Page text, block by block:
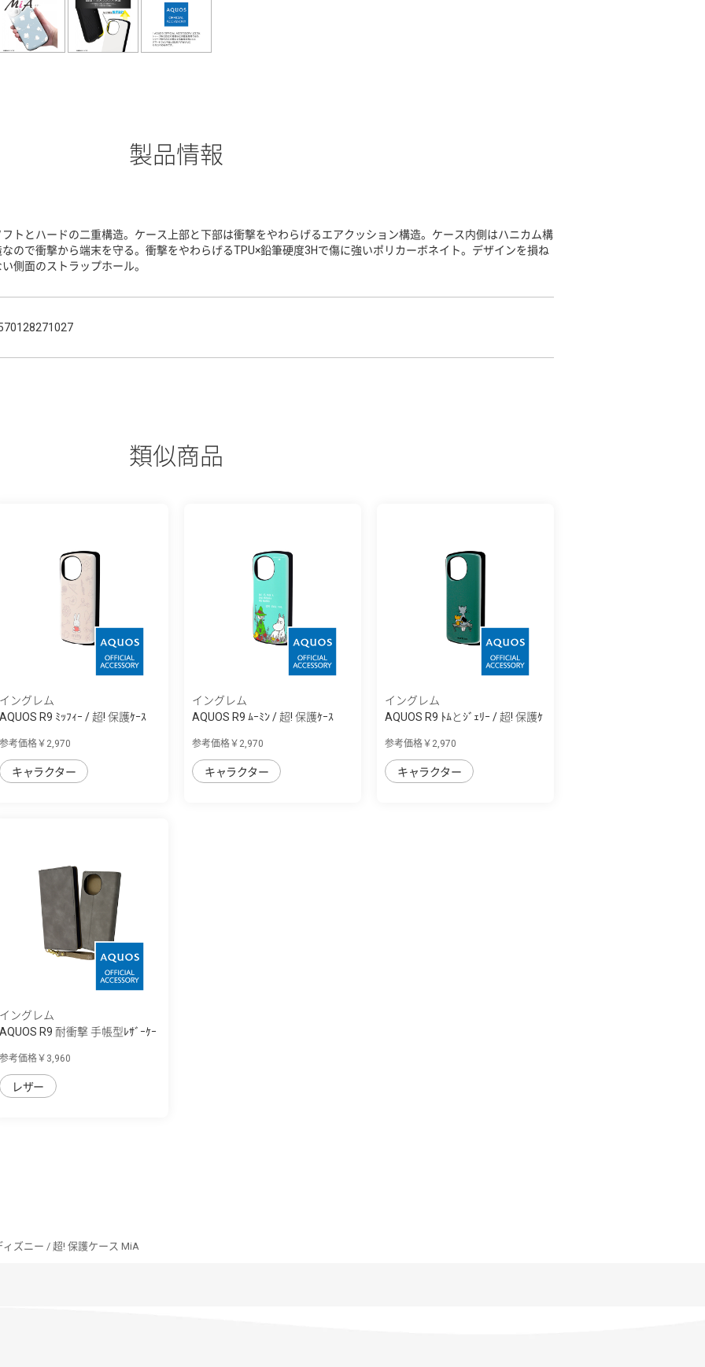
製品情報
フトとハードの二重構造。ケース上部と下部は衝撃をやわらげるエアクッション構造。ケース内側はハニカム構
なので衝撃から端末を守る。衝撃をやわらげるTPU×鉛筆硬度3Hで傷に強いポリカーボネイト。デザインを損ね
側面のストラップホール。
類似商品
イングレム
AQUOS R9 ﾐｯﾌｨｰ / 超! 保護ｹｰｽ
参考価格￥2,970
キャラクター
イングレム
AQUOS R9 ﾑｰﾐﾝ / 超! 保護ｹｰｽ
参考価格￥2,970
キャラクター
イングレム
AQUOS R9 ﾄﾑとｼﾞｪﾘｰ / 超! 保護ｹ
参考価格￥2,970
キャラクター
イングレム
AQUOS R9 耐衝撃 手帳型ﾚｻﾞｰｹｰ
参考価格￥3,960
レザー
ィズニー / 超! 保護ケース MiA